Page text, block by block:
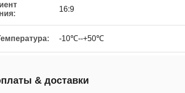
16:9
-10℃--+50℃
& доставки